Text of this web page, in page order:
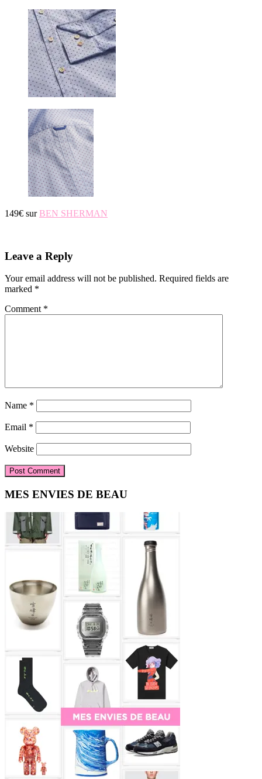
149€ surBEN SHERMAN
Reader
Leave a Reply
Your email address will not be published. Required fields are
marked *
Comment *
Name *
Email *
Website
Primary
Sidebar
MES ENVIES DE BEAU